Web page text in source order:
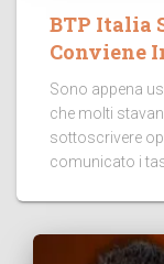
BTP Italia
Conviene
Sono appena
che molti
sottoscrivere
comunicato i